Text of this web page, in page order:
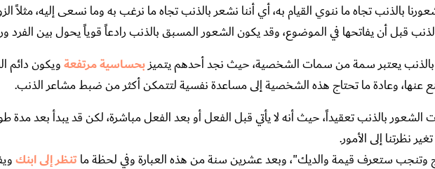
بالذنب تجاه ما ننوي القيام به، أي أننا نشعر بالذنب تجاه ما نرغب به وما نسعى إليه، مثلاً
قبل أن يفاتحها في الموضوع، وقد يكون الشعور المسبق بالذنب رادعاً قوياً يحول بين الفرد
بالذنب يعتبر سمة من سمات الشخصية، حيث نجد أحدهم يتميزبحساسية مرتفعةويكون دائم
عنها، وعادة ما تحتاج هذه الشخصية إلى مساعدة نفسية لتتمكن أكثر من ضبط مشاعر الذنب.
الشعور بالذنب تعقيداً، حيث أنه لا يأتي قبل الفعل أو بعد الفعل مباشرة، لكن قد يبدأ بعد مدة
نظرتنا إلى الأمور.
ستعرف قيمة والديك"، وبعد عشرين سنة من هذه العبارة وفي لحظة ماتنظر إلى ابنك